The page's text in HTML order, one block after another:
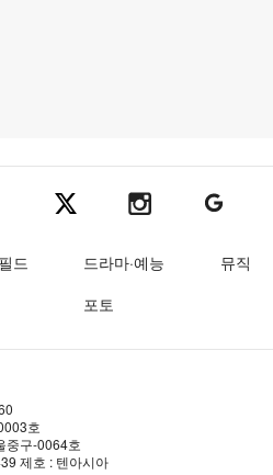
TV
시아 페이스북텐아시아 엑스텐아시아 인스타그램
텐아시아
드 드라마·예능
뮤직
포토
호
중구-0064호
제호 : 텐아시아